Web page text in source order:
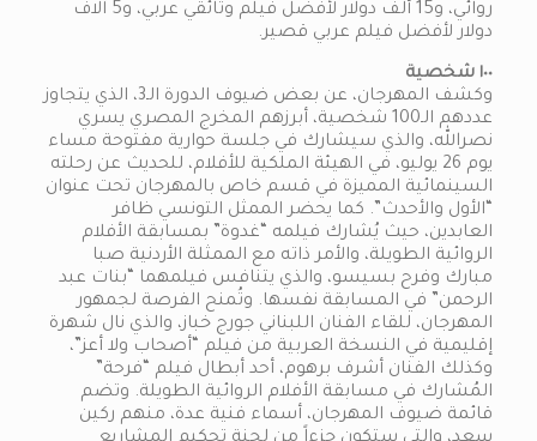
روائي، و15 ألف دولار لأفضل فيلم وثائقي عربي، و5 آلاف
دولار لأفضل فيلم عربي قصير.
١٠٠ شخصية
وكشف المهرجان، عن بعض ضيوف الدورة الـ3، الذي يتجاوز
عددهم الـ100 شخصية، أبرزهم المخرج المصري يسري
نصرالله، والذي سيشارك في جلسة حوارية مفتوحة مساء
يوم 26 يوليو، في الهيئة الملكية للأفلام، للحديث عن رحلته
السينمائية المميزة في قسم خاص بالمهرجان تحت عنوان
“الأول والأحدث”. كما يحضر الممثل التونسي ظافر
العابدين، حيث يُشارك فيلمه “غدوة” بمسابقة الأفلام
الروائية الطويلة، والأمر ذاته مع الممثلة الأردنية صبا
مبارك وفرح بسيسو، والذي يتنافس فيلمهما “بنات عبد
الرحمن” في المسابقة نفسها. وتُمنح الفرصة لجمهور
المهرجان، للقاء الفنان اللبناني جورج خباز، والذي نال شهرة
إقليمية في النسخة العربية من فيلم “أصحاب ولا أعز”،
وكذلك الفنان أشرف برهوم، أحد أبطال فيلم “فرحة”
المُشارك في مسابقة الأفلام الروائية الطويلة. وتضم
قائمة ضيوف المهرجان، أسماء فنية عدة، منهم ركين